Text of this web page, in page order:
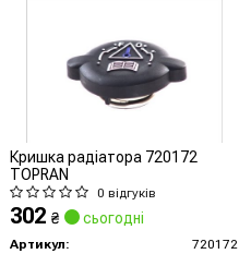
Кришка радіатора 720172
TOPRAN
0 відгуків
302 ₴ сьогодні
Артикул:
720172